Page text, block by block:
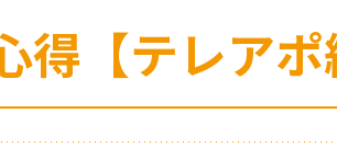
得【テレア